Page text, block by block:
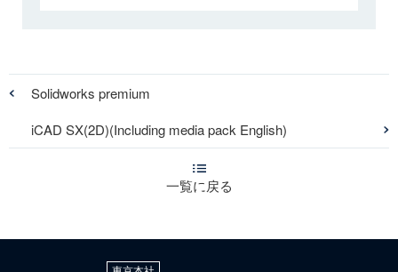
Solidworks premium
一覧に戻る
iCAD SX(2D)(Including media pack English)